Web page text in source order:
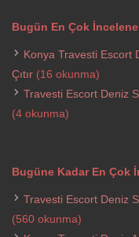
Bugün En Çok
Konya Travesti Escort
Çıtır (16 okunma)
Travesti Escort Deniz
(4 okunma)
Bugüne Kadar En Çok
Travesti Escort Deniz
(560 okunma)